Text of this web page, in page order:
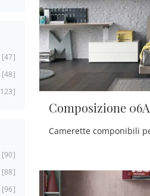
47
48
123
90
88
96
Composizione 06A